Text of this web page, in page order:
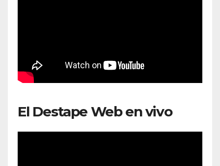
El Destape Web en vivo